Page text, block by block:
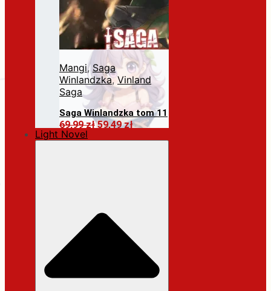
Mangi, Saga
Winlandzka, Vinland
Saga
Saga Winlandzka tom 11
69,99złPierwotna
59,49złAktualna
Dodaj do koszyka
Light Novel